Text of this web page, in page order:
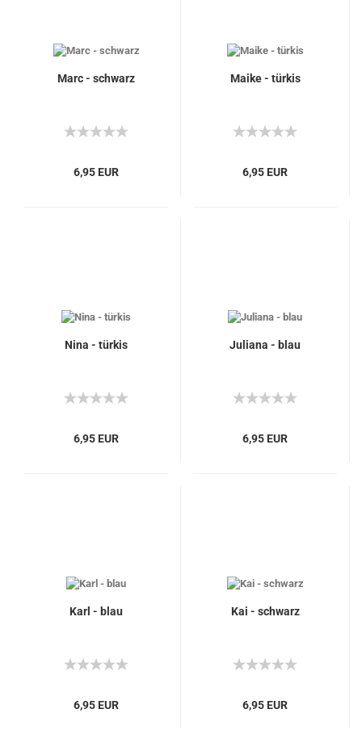
Marc - schwarz
6,95 EUR
Maike - türkis
6,95 EUR
Nina - türkis
6,95 EUR
Juliana - blau
6,95 EUR
Karl - blau
6,95 EUR
Kai - schwarz
6,95 EUR